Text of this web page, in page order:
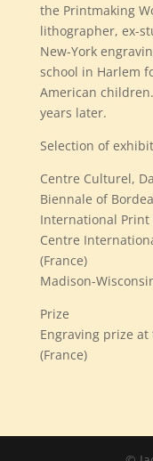
the Printmaking
lithographer, ex-
New-York
school in Harlem
American
years later.
Selection of
Centre Culturel,
Biennale of
International Print
Centre
(France)
Madison-
Prize
Engraving prize
(France)